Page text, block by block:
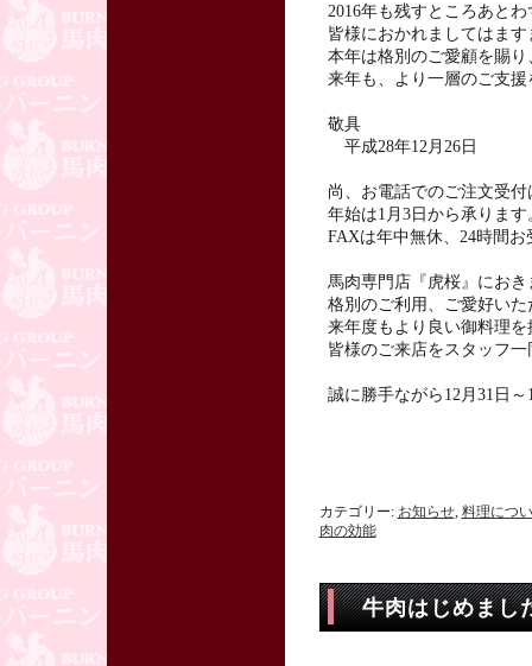
2016年も残すところあと
皆様におかれましてはま
本年は格別のご愛顧を賜
来年も、より一層のご支
敬具
平成28年12月26日
尚、お電話でのご注文受付
年始は1月3日から承ります
FAXは年中無休、24時間
馬肉専門店『虎桜』にお
格別のご利用、ご愛好い
来年度もより良い御料理
皆様のご来店をスタッフ
誠に勝手ながら12月31日
カテゴリー: お知らせ, 料理につ
肉の効能
牛肉はじめまし